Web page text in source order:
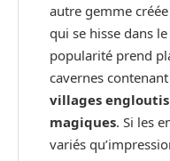
autre gemme
qui se hisse dans
popularité prend
cavernes
villages engloutis
magiques. Si les
variés